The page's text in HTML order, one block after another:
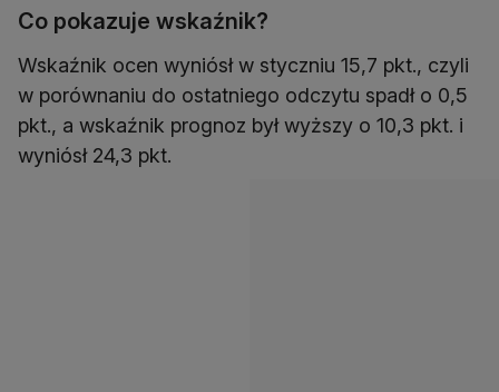
Co pokazuje wskaźnik?
Wskaźnik ocen wyniósł w styczniu 15,7 pkt., czyli
w porównaniu do ostatniego odczytu spadł o 0,5
pkt., a wskaźnik prognoz był wyższy o 10,3 pkt. i
wyniósł 24,3 pkt.